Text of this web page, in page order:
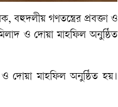
বহুদলীয় গণতন্ত্রের প্রবক্তা ও
ও দোয়া মাহফিল অনুষ্ঠিত
দোয়া মাহফিল অনুষ্ঠিত হয়।